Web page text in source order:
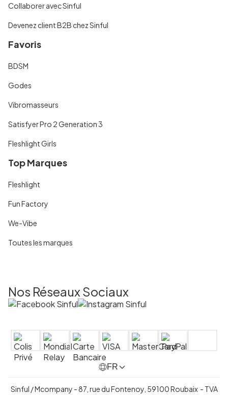
Collaborer avec Sinful
Devenez client B2B chez Sinful
Favoris
BDSM
Godes
Vibromasseurs
Satisfyer Pro 2 Generation 3
Fleshlight Girls
Top Marques
Fleshlight
Fun Factory
We-Vibe
Toutes les marques
Nos Réseaux Sociaux
FR
Sinful / Mcompany - 87, rue du Fontenoy, 59100 Roubaix - TVA